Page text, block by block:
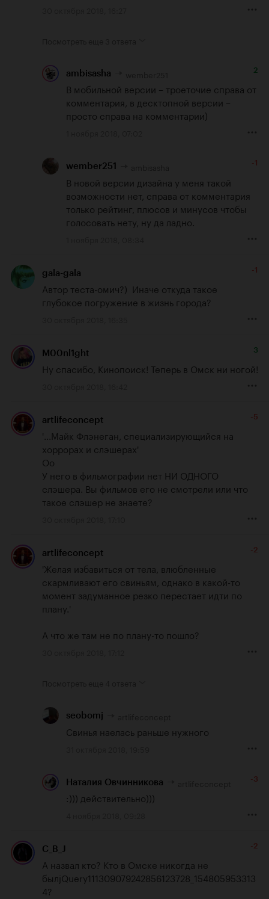
ambisasha 2
В мобильной версии – троеточие справа от
комментария, в десктопной версии –
просто справа на комментарии)
wember251 -1
В новой версии дизайна у меня такой
возможности нет, справа от комментария
только рейтинг, плюсов и минусов чтобы
голосовать нету, ну да ладно.
gala-gala -1
Автор теста-омич?)  Иначе откуда такое
глубокое погружение в жизнь города?
M00nl1ght 3
Ну спасибо, Кинопоиск! Теперь в Омск ни ногой!
artlifeconcept -5
'...Майк Флэнеган, специализирующийся на
хоррорах и слэшерах'
Оо
У него в фильмографии нет НИ ОДНОГО
слэшера. Вы фильмов его не смотрели или что
такое слэшер не знаете?
artlifeconcept -2
'Желая избавиться от тела, влюбленные
скармливают его свиньям, однако в какой-то
момент задуманное резко перестает идти по
плану.'
А что же там не по плану-то пошло?
seobomj
Свинья наелась раньше нужного
Наталия Овчинникова -3
:))) действительно)))
C_B_J -2
А назвал кто? Кто в Омске никогда не
былjQuery111309079242856123728_154805953313
4?